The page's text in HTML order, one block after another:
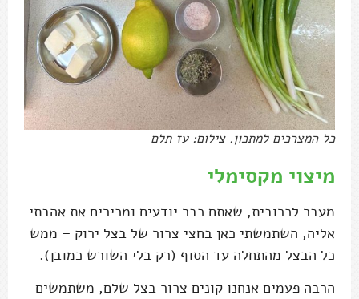
כל המצרכים למתכון. צילום: עז תלם
מיצוי מקסימלי
מעבר לכרובית, שאתם כבר יודעים ומכירים את אהבתי
אליה, השתמשתי כאן בחצי צרור של בצל ירוק – ממש
כל הבצל מהתחלה עד הסוף (רק בלי השורש כמובן).
הרבה פעמים אנחנו קונים צרור בצל שלם, משתמשים